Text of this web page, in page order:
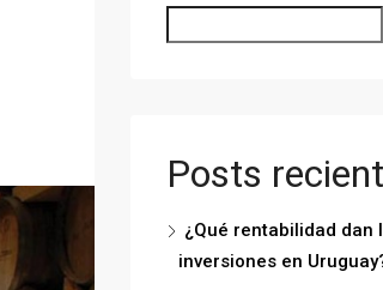
Posts
¿Qué rentabilidad dan
inversiones en